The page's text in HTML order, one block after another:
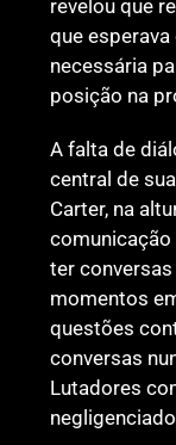
revelou que
que
necessária
posição na
A falta de
central de
Carter, na
ter
momentos
questões
conversas
Lutadores